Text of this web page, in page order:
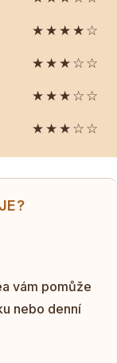
★★★★☆
★★★☆☆
★★★☆☆
★★★☆☆
vám pomůže
nebo denní